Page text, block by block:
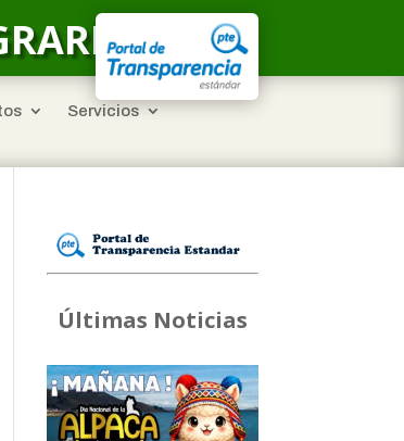
Servicios
Últimas Noticias